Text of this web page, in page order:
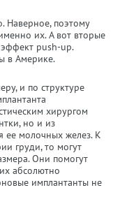
Наверное, поэтому
их. А вот вторые
push-up.
в Америке.
и по структуре
хирургом
но и из
ее молочных желез. К
груди, то могут
Они помогут
абсолютно
имплантанты не